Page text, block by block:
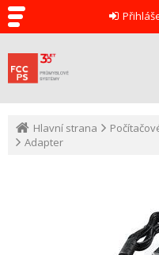
Hlavní strana
Adapter